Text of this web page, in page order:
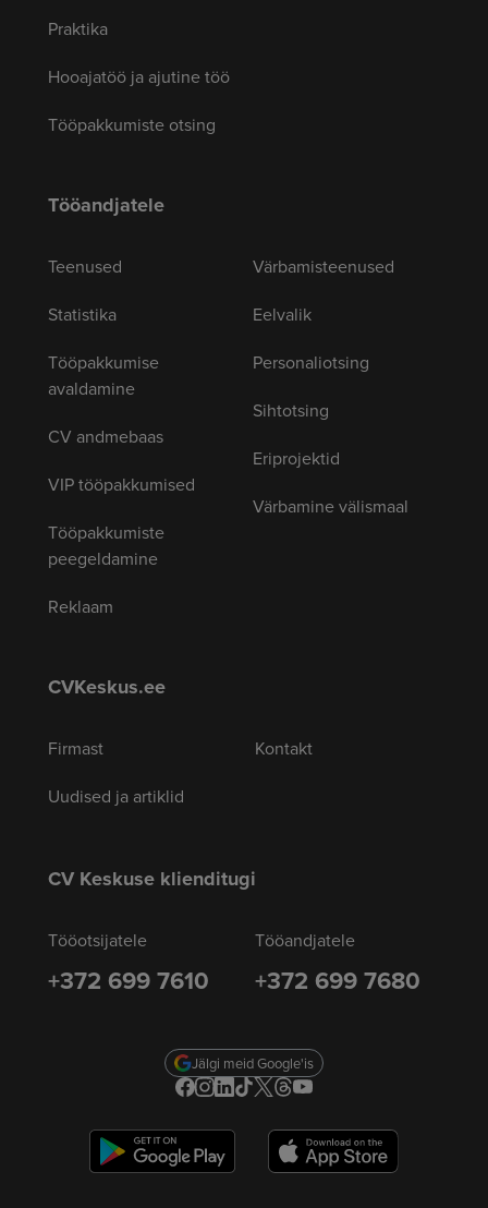
Praktika
Hooajatöö ja ajutine töö
Tööpakkumiste otsing
Tööandjatele
Teenused
Statistika
Tööpakkumise
avaldamine
CV andmebaas
VIP tööpakkumised
Tööpakkumiste
peegeldamine
Reklaam
Värbamisteenused
Eelvalik
Personaliotsing
Sihtotsing
Eriprojektid
Värbamine välismaal
CVKeskus.ee
Firmast
Uudised ja artiklid
Kontakt
CV Keskuse klienditugi
Tööotsijatele
+372 699 7610
Tööandjatele
+372 699 7680
Jälgi meid Google'is